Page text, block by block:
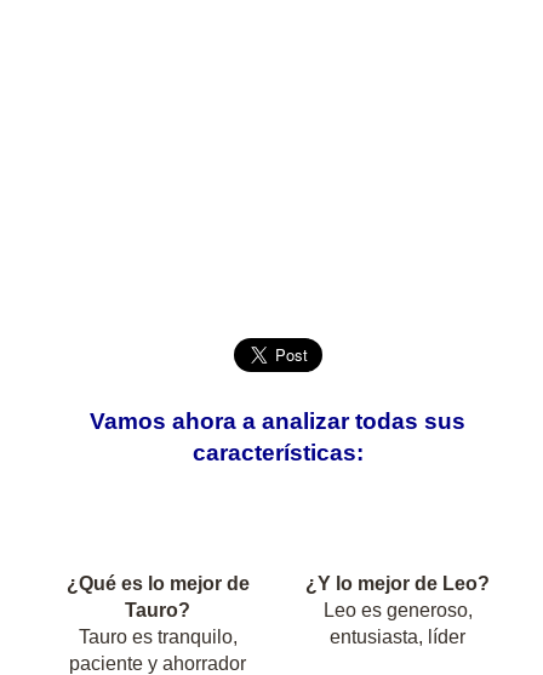
Vamos ahora a analizar todas sus
características:
¿Qué es lo mejor de
Tauro?
Tauro es tranquilo,
paciente y ahorrador
¿Y lo mejor de Leo?
Leo es generoso,
entusiasta, líder